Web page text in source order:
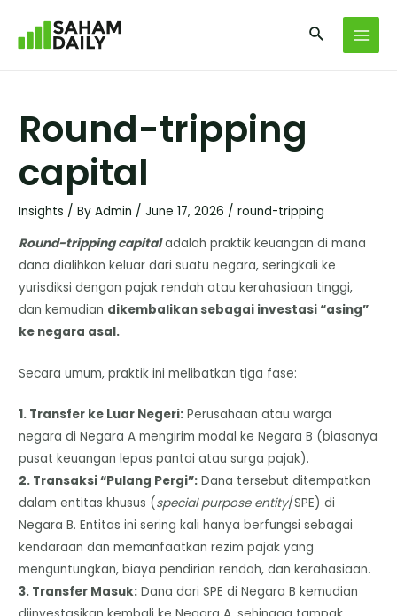
Round-tripping
capital
Insights / ByAdmin /June 17, 2026 /round-tripping
Round-tripping capital adalah praktik keuangan di mana
dana dialihkan keluar dari suatu negara, seringkali ke
yurisdiksi dengan pajak rendah atau kerahasiaan tinggi,
dan kemudian dikembalikan sebagai investasi “asing”
ke negara asal.
Secara umum, praktik ini melibatkan tiga fase:
1. Transfer ke Luar Negeri: Perusahaan atau warga
negara di Negara A mengirim modal ke Negara B (biasanya
pusat keuangan lepas pantai atau surga pajak).
2. Transaksi “Pulang Pergi”: Dana tersebut ditempatkan
dalam entitas khusus (special purpose entity/SPE) di
Negara B. Entitas ini sering kali hanya berfungsi sebagai
kendaraan dan memanfaatkan rezim pajak yang
menguntungkan, biaya pendirian rendah, dan kerahasiaan.
3. Transfer Masuk: Dana dari SPE di Negara B kemudian